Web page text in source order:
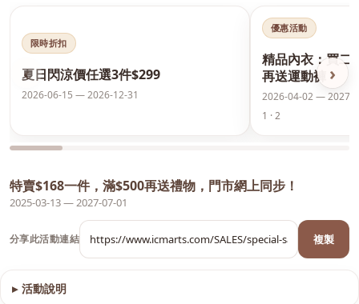
‹ ›
限時折扣
夏日閃涼價任選3件$299
2026-06-15 — 2026-12-31
優惠活動
精品內衣：買二
再送運動褲
2026-04-02 — 2027-
1 · 2
特賣$168一件，滿$500再送禮物，門市網上同步！
2025-03-13 — 2027-07-01
分享此活動連結 複製
▸ 活動說明
查看圖片